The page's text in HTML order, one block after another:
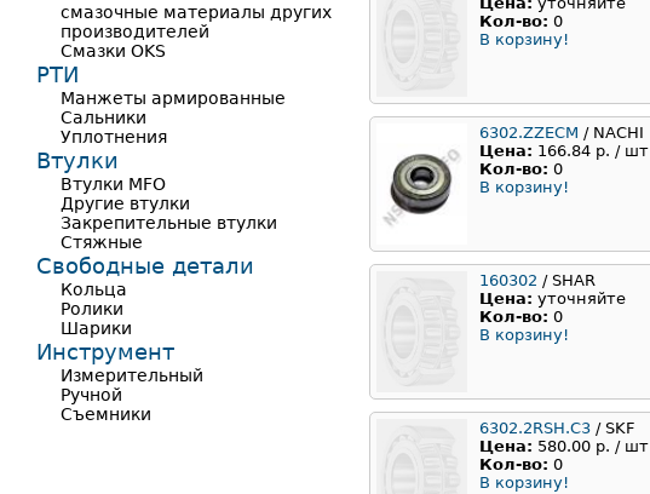
Кол-во: 0
В корзину!
6302.ZZECM / NACHI
Цена: 166.84 р. / шт
Кол-во: 0
В корзину!
160302 / SHAR
Цена: уточняйте
Кол-во: 0
В корзину!
6302.2RSH.C3 / SKF
Цена: 580.00 р. / шт
Кол-во: 0
В корзину!
смазочные материалы других
производителей
Смазки OKS
РТИ
Манжеты армированные
Сальники
Уплотнения
Втулки
Втулки MFO
Другие втулки
Закрепительные втулки
Стяжные
Свободные детали
Кольца
Ролики
Шарики
Инструмент
Измерительный
Ручной
Съемники